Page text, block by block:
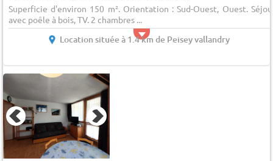
Superficie d'environ 150 m². Orientation : Sud-Ouest, Ouest.
avec poêle à bois, TV. 2 chambres ...
Location située à 1.4 km de Peisey vallandry